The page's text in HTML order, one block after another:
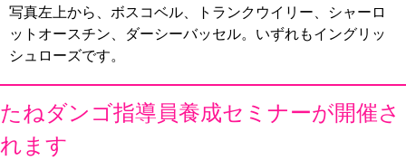
写真左上から、ボスコベル、トランクウイリー、シャーロ
ットオースチン、ダーシーバッセル。いずれもイングリッ
シュローズです。
たねダンゴ指導員養成セミナーが開催さ
れます